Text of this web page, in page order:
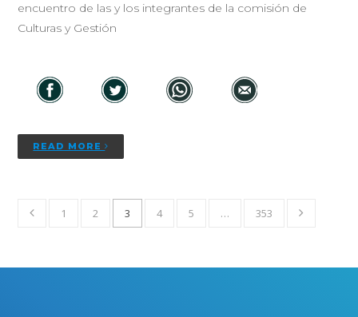
encuentro de las y los integrantes de la comisión de
Culturas y Gestión
READ MORE
1 2 3 4 5 … 353